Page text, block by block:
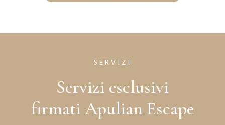
SERVIZI
Servizi esclusivi
firmati Apulian Escape